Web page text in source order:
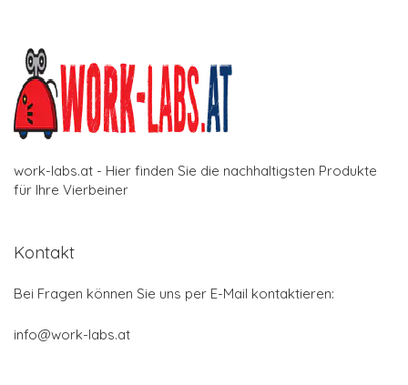
work-labs.at - Hier finden Sie die nachhaltigsten Produkte
für Ihre Vierbeiner
Kontakt
Bei Fragen können Sie uns per E-Mail kontaktieren:
info@work-labs.at